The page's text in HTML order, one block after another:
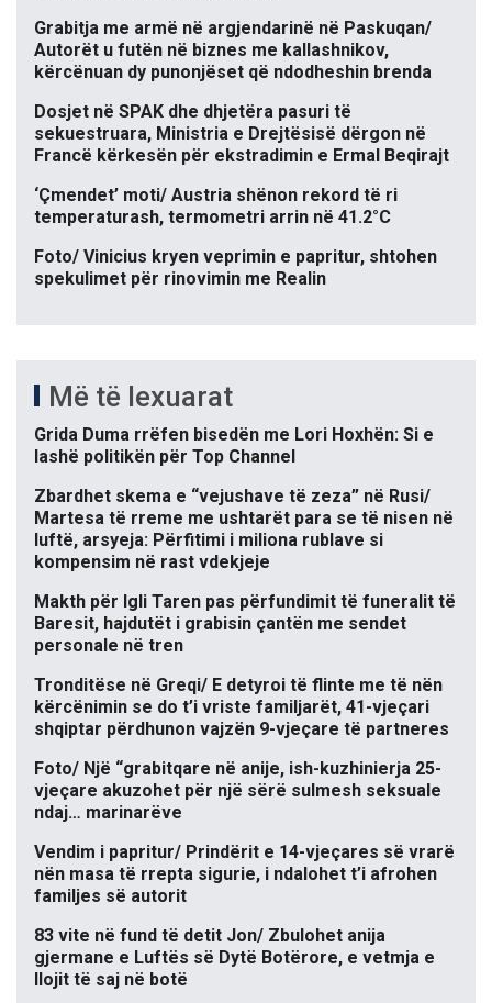
Grabitja me armë në argjendarinë në Paskuqan/
Autorët u futën në biznes me kallashnikov,
kërcënuan dy punonjëset që ndodheshin brenda
Dosjet në SPAK dhe dhjetëra pasuri të
sekuestruara, Ministria e Drejtësisë dërgon në
Francë kërkesën për ekstradimin e Ermal Beqirajt
‘Çmendet’ moti/ Austria shënon rekord të ri
temperaturash, termometri arrin në 41.2°C
Foto/ Vinicius kryen veprimin e papritur, shtohen
spekulimet për rinovimin me Realin
Më të lexuarat
Grida Duma rrëfen bisedën me Lori Hoxhën: Si e
lashë politikën për Top Channel
Zbardhet skema e “vejushave të zeza” në Rusi/
Martesa të rreme me ushtarët para se të nisen në
luftë, arsyeja: Përfitimi i miliona rublave si
kompensim në rast vdekjeje
Makth për Igli Taren pas përfundimit të funeralit të
Baresit, hajdutët i grabisin çantën me sendet
personale në tren
Tronditëse në Greqi/ E detyroi të flinte me të nën
kërcënimin se do t’i vriste familjarët, 41-vjeçari
shqiptar përdhunon vajzën 9-vjeçare të partneres
Foto/ Një “grabitqare në anije, ish-kuzhinierja 25-
vjeçare akuzohet për një sërë sulmesh seksuale
ndaj… marinarëve
Vendim i papritur/ Prindërit e 14-vjeçares së vrarë
nën masa të rrepta sigurie, i ndalohet t’i afrohen
familjes së autorit
83 vite në fund të detit Jon/ Zbulohet anija
gjermane e Luftës së Dytë Botërore, e vetmja e
llojit të saj në botë